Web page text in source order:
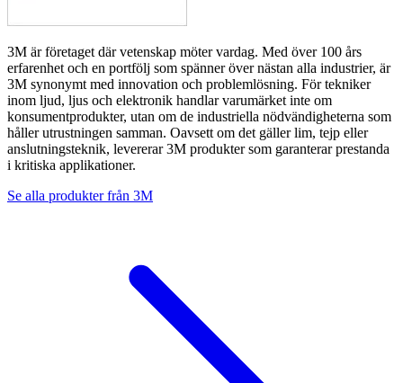
3M är företaget där vetenskap möter vardag. Med över 100 års
erfarenhet och en portfölj som spänner över nästan alla industrier, är
3M synonymt med innovation och problemlösning. För tekniker
inom ljud, ljus och elektronik handlar varumärket inte om
konsumentprodukter, utan om de industriella nödvändigheterna som
håller utrustningen samman. Oavsett om det gäller lim, tejp eller
anslutningsteknik, levererar 3M produkter som garanterar prestanda
i kritiska applikationer.
Se alla produkter från 3M